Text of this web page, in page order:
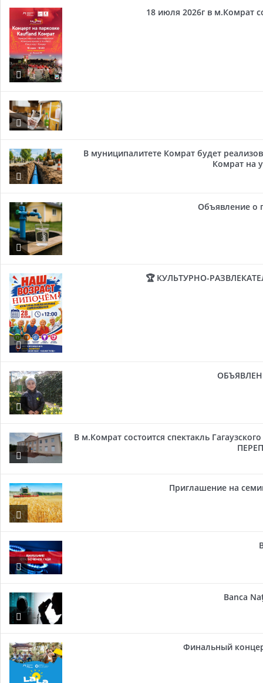
18 июля 2026г в м.Комрат
В муниципалитете Комрат будет
Комрат на
Объявление о
🏆 КУЛЬТУРНО-
В м.Комрат состоится спектакль
Приглашение на
Banca
Финальный